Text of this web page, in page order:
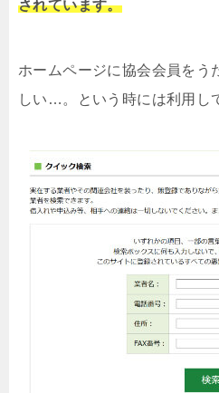
されています。
ホームページに協会会員をう
しい…。という時には利用し